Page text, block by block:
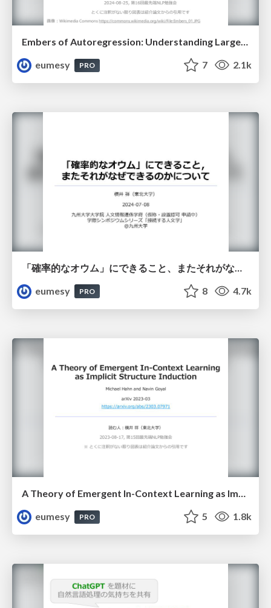
Embers of Autoregression: Understanding Large Language Models Through the Problem They are Trained to Solve
eumesy
PRO 7 2.1k
eumesy
PRO 8 4.7k
A Theory of Emergent In-Context Learning as Implicit Structure Induction
eumesy
PRO 5 1.8k